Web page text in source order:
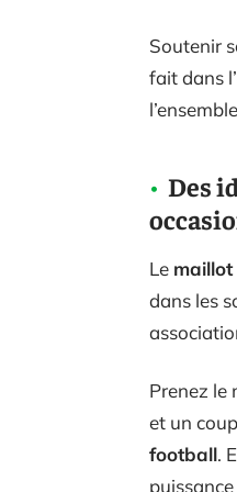
Soutenir
fait dans
Des
Le
dans les
Prenez le
et un
football.